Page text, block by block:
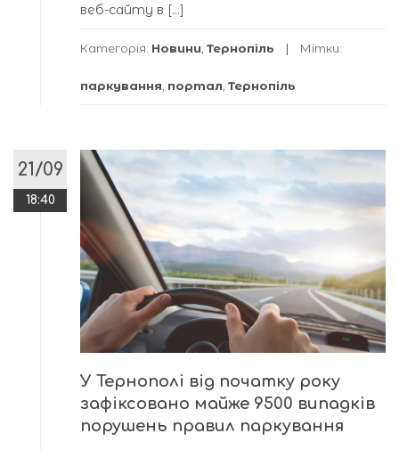
веб-сайту в […]
Категорія: Новини Тернопіль Мітки:
паркування портал Тернопіль
21/09
18:40
У Тернополі від початку року
зафіксовано майже 9500 випадків
порушень правил паркування